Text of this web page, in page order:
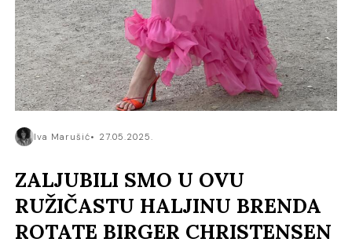
Iva Marušić 27.05.2025.
ZALJUBILI SMO U OVU
RUŽIČASTU HALJINU BRENDA
ROTATE BIRGER CHRISTENSEN